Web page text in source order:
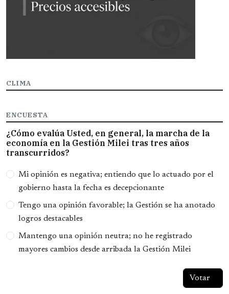
CLIMA
ENCUESTA
¿Cómo evalúa Usted, en general, la marcha de la
economía en la Gestión Milei tras tres años
transcurridos?
Opciones
Mi opinión es negativa; entiendo que lo actuado por el
gobierno hasta la fecha es decepcionante
Tengo una opinión favorable; la Gestión se ha anotado
logros destacables
Mantengo una opinión neutra; no he registrado
mayores cambios desde arribada la Gestión Milei